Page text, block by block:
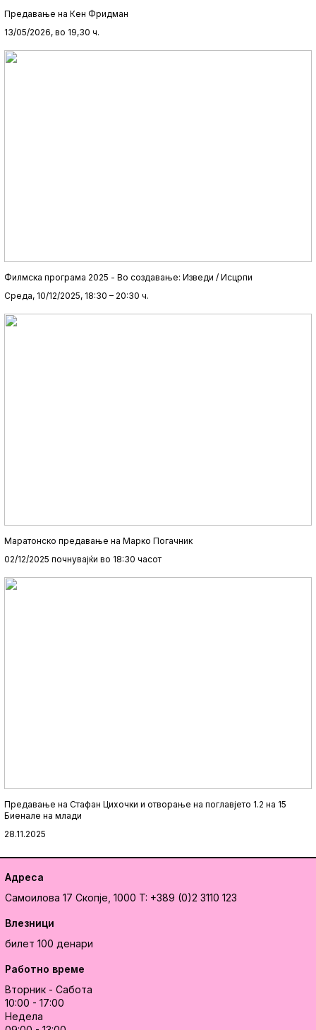
Предавање на Кен Фридман
13/05/2026, во 19,30 ч.
Филмска програма 2025 - Во создавање: Изведи / Исцрпи
Среда, 10/12/2025, 18:30 – 20:30 ч.
Маратонско предавање на Марко Погачник
02/12/2025 почнувајќи во 18:30 часот
Предавање на Стафан Цихочки и отворање на поглавјето 1.2 на 15
Биенале на млади
28.11.2025
Адреса
Самоилова 17 Скопје, 1000 T: +389 (0)2 3110 123
Влезници
билет 100 денари
Работно време
Вторник - Сабота
10:00 - 17:00
Недела